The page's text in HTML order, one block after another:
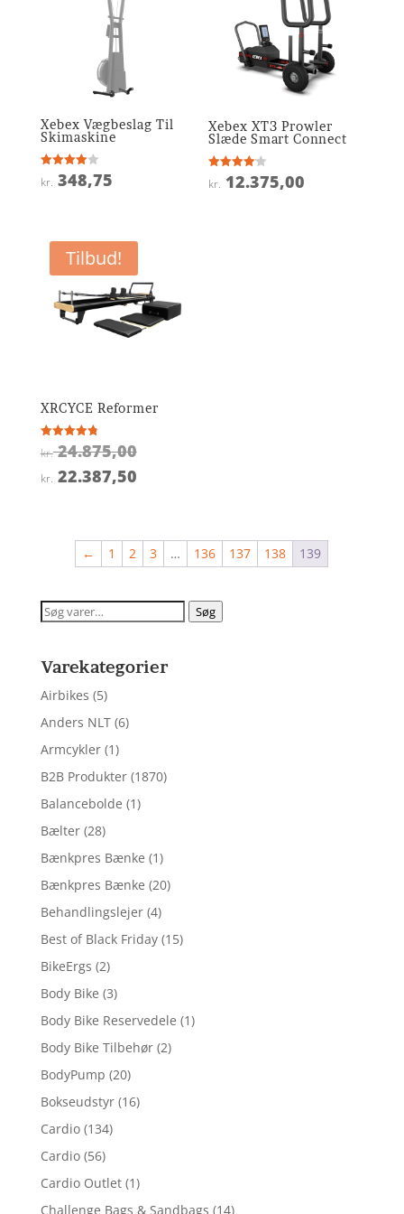
Xebex Vægbeslag Til
Skimaskine
Vurderet
4
kr. 348,75
Xebex XT3 Prowler
Slæde Smart Connect
Vurderet
4.1
kr. 12.375,00
Tilbud!
XRCYCE Reformer
Vurderet
4.8
kr.24.875,00Den
oprindelige
kr. 24.875,00.
kr. 22.387,50Den
er:
kr. 22.387,50.
← 1 2 3 … 136 137 138 139
Søg
Søg
Varekategorier
Airbikes (5)
Anders NLT (6)
Armcykler (1)
B2B Produkter (1870)
Balancebolde (1)
Bælter (28)
Bænkpres Bænke (1)
Bænkpres Bænke (20)
Behandlingslejer (4)
Best of Black Friday (15)
BikeErgs (2)
Body Bike (3)
Body Bike Reservedele (1)
Body Bike Tilbehør (2)
BodyPump (20)
Bokseudstyr (16)
Cardio (134)
Cardio (56)
Cardio Outlet (1)
Challenge Bags & Sandbags (14)